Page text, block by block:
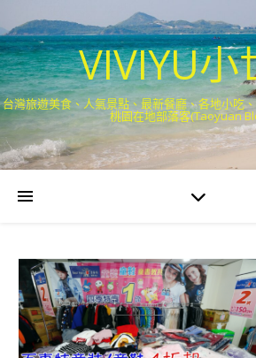
VIVIYU小
台灣旅遊美食、人氣景點、最新餐廳、各地小吃
桃園在地部落客(Taoyuan